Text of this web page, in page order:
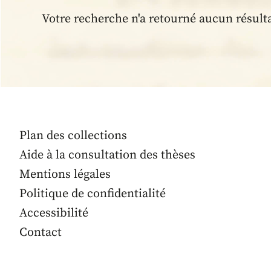
Votre recherche n'a retourné aucun
Plan des collections
Aide à la consultation des thèses
Mentions légales
Politique de confidentialité
Accessibilité
Contact